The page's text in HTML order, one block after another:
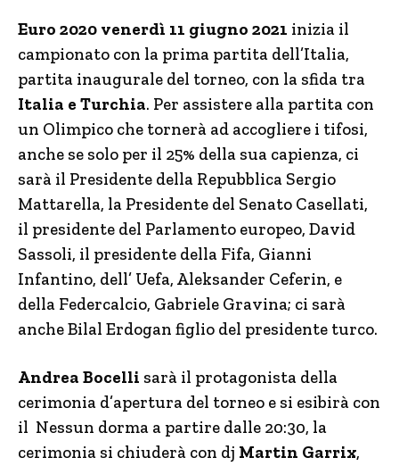
Euro 2020 venerdì 11 giugno 2021 inizia il
campionato con la prima partita dell’Italia,
partita inaugurale del torneo, con la sfida tra
Italia e Turchia. Per assistere alla partita con
un Olimpico che tornerà ad accogliere i tifosi,
anche se solo per il 25% della sua capienza, ci
sarà il Presidente della Repubblica Sergio
Mattarella, la Presidente del Senato Casellati,
il presidente del Parlamento europeo, David
Sassoli, il presidente della Fifa, Gianni
Infantino, dell’ Uefa, Aleksander Ceferin, e
della Federcalcio, Gabriele Gravina; ci sarà
anche Bilal Erdogan figlio del presidente turco.
Andrea Bocelli sarà il protagonista della
cerimonia d’apertura del torneo e si esibirà con
il Nessun dorma a partire dalle 20:30, la
cerimonia si chiuderà con dj Martin Garrix,